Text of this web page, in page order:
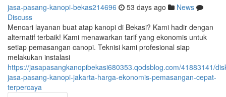
jasa-pasang-kanopi-bekas214696 53 days ago
News
Discuss
Mencari layanan buat atap kanopi di Bekasi? Kami hadir dengan
alternatif terbaik! Kami menawarkan tarif yang ekonomis untuk
setiap pemasangan canopi. Teknisi kami profesional siap
melakukan instalasi
https://jasapasangkanopibekasi680353.qodsblog.com/41883141/
jasa-pasang-kanopi-jakarta-harga-ekonomis-pemasangan-cepat-
terpercaya